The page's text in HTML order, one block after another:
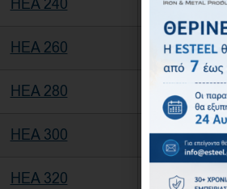
60,3
HEA 260 68,2
HEA 280
HEA 300 88,3
HEA 320 97,6